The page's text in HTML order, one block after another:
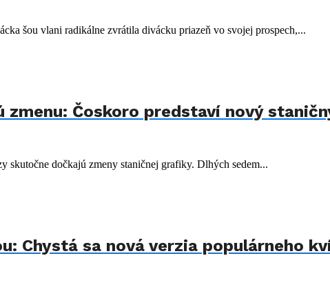
šou vlani radikálne zvrátila divácku priazeň vo svojej prospech,...
Čoskoro predstaví nový
skutočne dočkajú zmeny staničnej grafiky. Dlhých sedem...
Chystá sa nová verzia populárneho